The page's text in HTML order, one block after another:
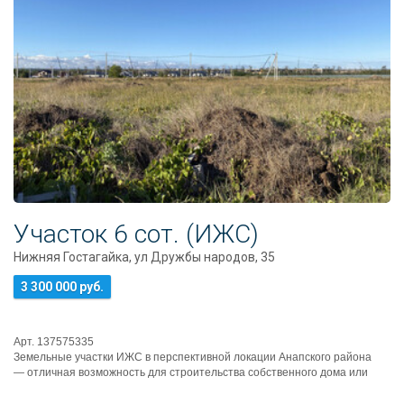
Участок 6 сот. (ИЖС)
Нижняя Гостагайка, ул Дружбы народов, 35
3 300 000 руб.
Арт. 137575335
Земельные участки ИЖС в перспективной локации Анапского района
— отличная возможность для строительства собственного дома или